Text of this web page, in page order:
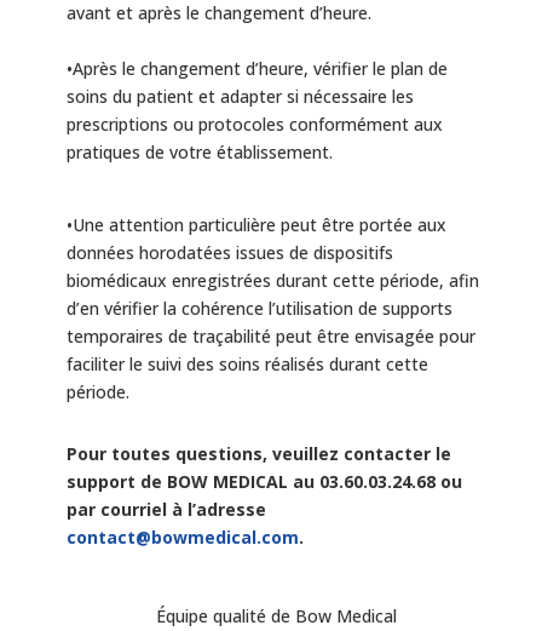
avant et après le changement d’heure.
•Après le changement d’heure, vérifier le plan de
soins du patient et adapter si nécessaire les
prescriptions ou protocoles conformément aux
pratiques de votre établissement.
•Une attention particulière peut être portée aux
données horodatées issues de dispositifs
biomédicaux enregistrées durant cette période, afin
d’en vérifier la cohérence l’utilisation de supports
temporaires de traçabilité peut être envisagée pour
faciliter le suivi des soins réalisés durant cette
période.
Pour toutes questions, veuillez contacter le
support de BOW MEDICAL au 03.60.03.24.68 ou
par courriel à l’adresse
contact@bowmedical.com.
Équipe qualité de Bow Medical